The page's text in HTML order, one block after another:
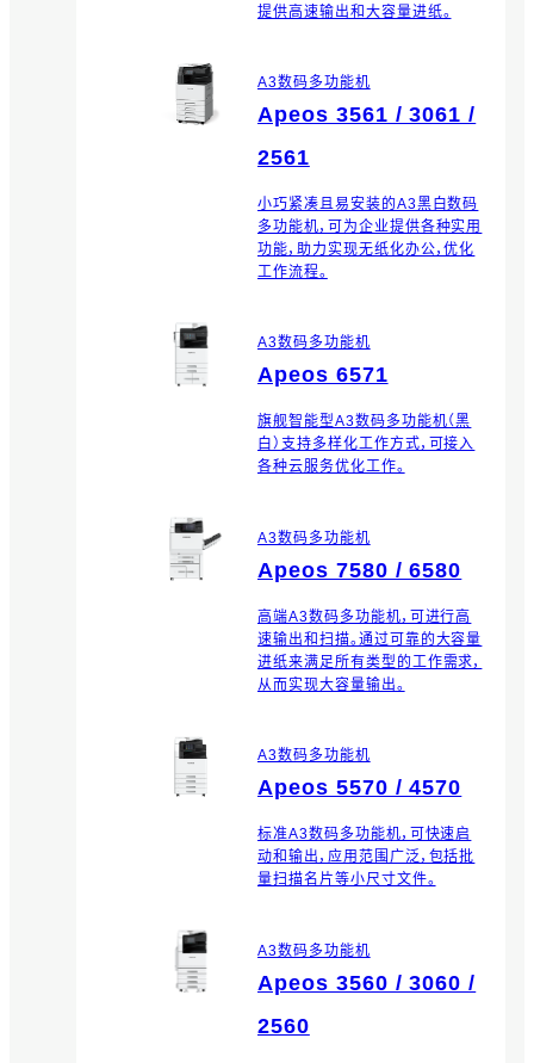
提供高速输出和大容量进纸。
A3数码多功能机
Apeos 3561 / 3061 /
2561
小巧紧凑且易安装的A3黑白数码
多功能机，可为企业提供各种实用
功能，助力实现无纸化办公，优化
工作流程。
A3数码多功能机
Apeos 6571
旗舰智能型A3数码多功能机（黑
白）支持多样化工作方式，可接入
各种云服务优化工作。
A3数码多功能机
Apeos 7580 / 6580
高端A3数码多功能机，可进行高
速输出和扫描。通过可靠的大容量
进纸来满足所有类型的工作需求，
从而实现大容量输出。
A3数码多功能机
Apeos 5570 / 4570
标准A3数码多功能机，可快速启
动和输出，应用范围广泛，包括批
量扫描名片等小尺寸文件。
A3数码多功能机
Apeos 3560 / 3060 /
2560